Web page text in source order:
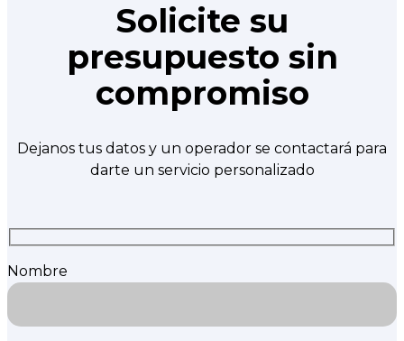
Solicite su
presupuesto sin
compromiso
Dejanos tus datos y un operador se contactará para
darte un servicio personalizado
Nombre